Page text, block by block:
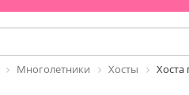
Многолетники Хосты Хоста